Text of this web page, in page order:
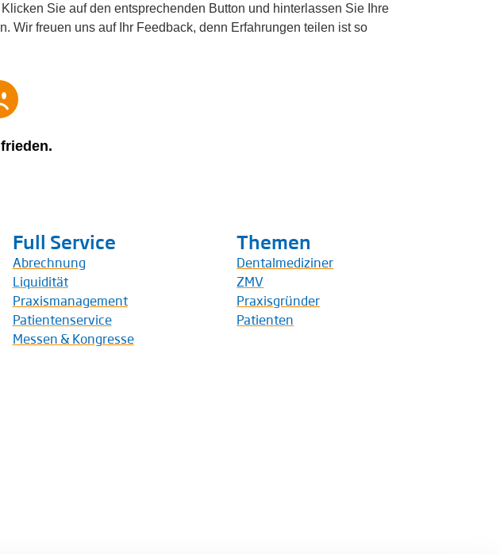
Klicken Sie auf den entsprechenden Button und hinterlassen Sie Ihre
Wir freuen uns auf Ihr Feedback, denn Erfahrungen teilen ist so
Full Service
Abrechnung
Liquidität
Praxismanagement
Patientenservice
Messen & Kongresse
Themen
Dentalmediziner
ZMV
Praxisgründer
Patienten